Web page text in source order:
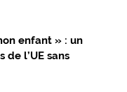
enfant » : un
l’UE sans